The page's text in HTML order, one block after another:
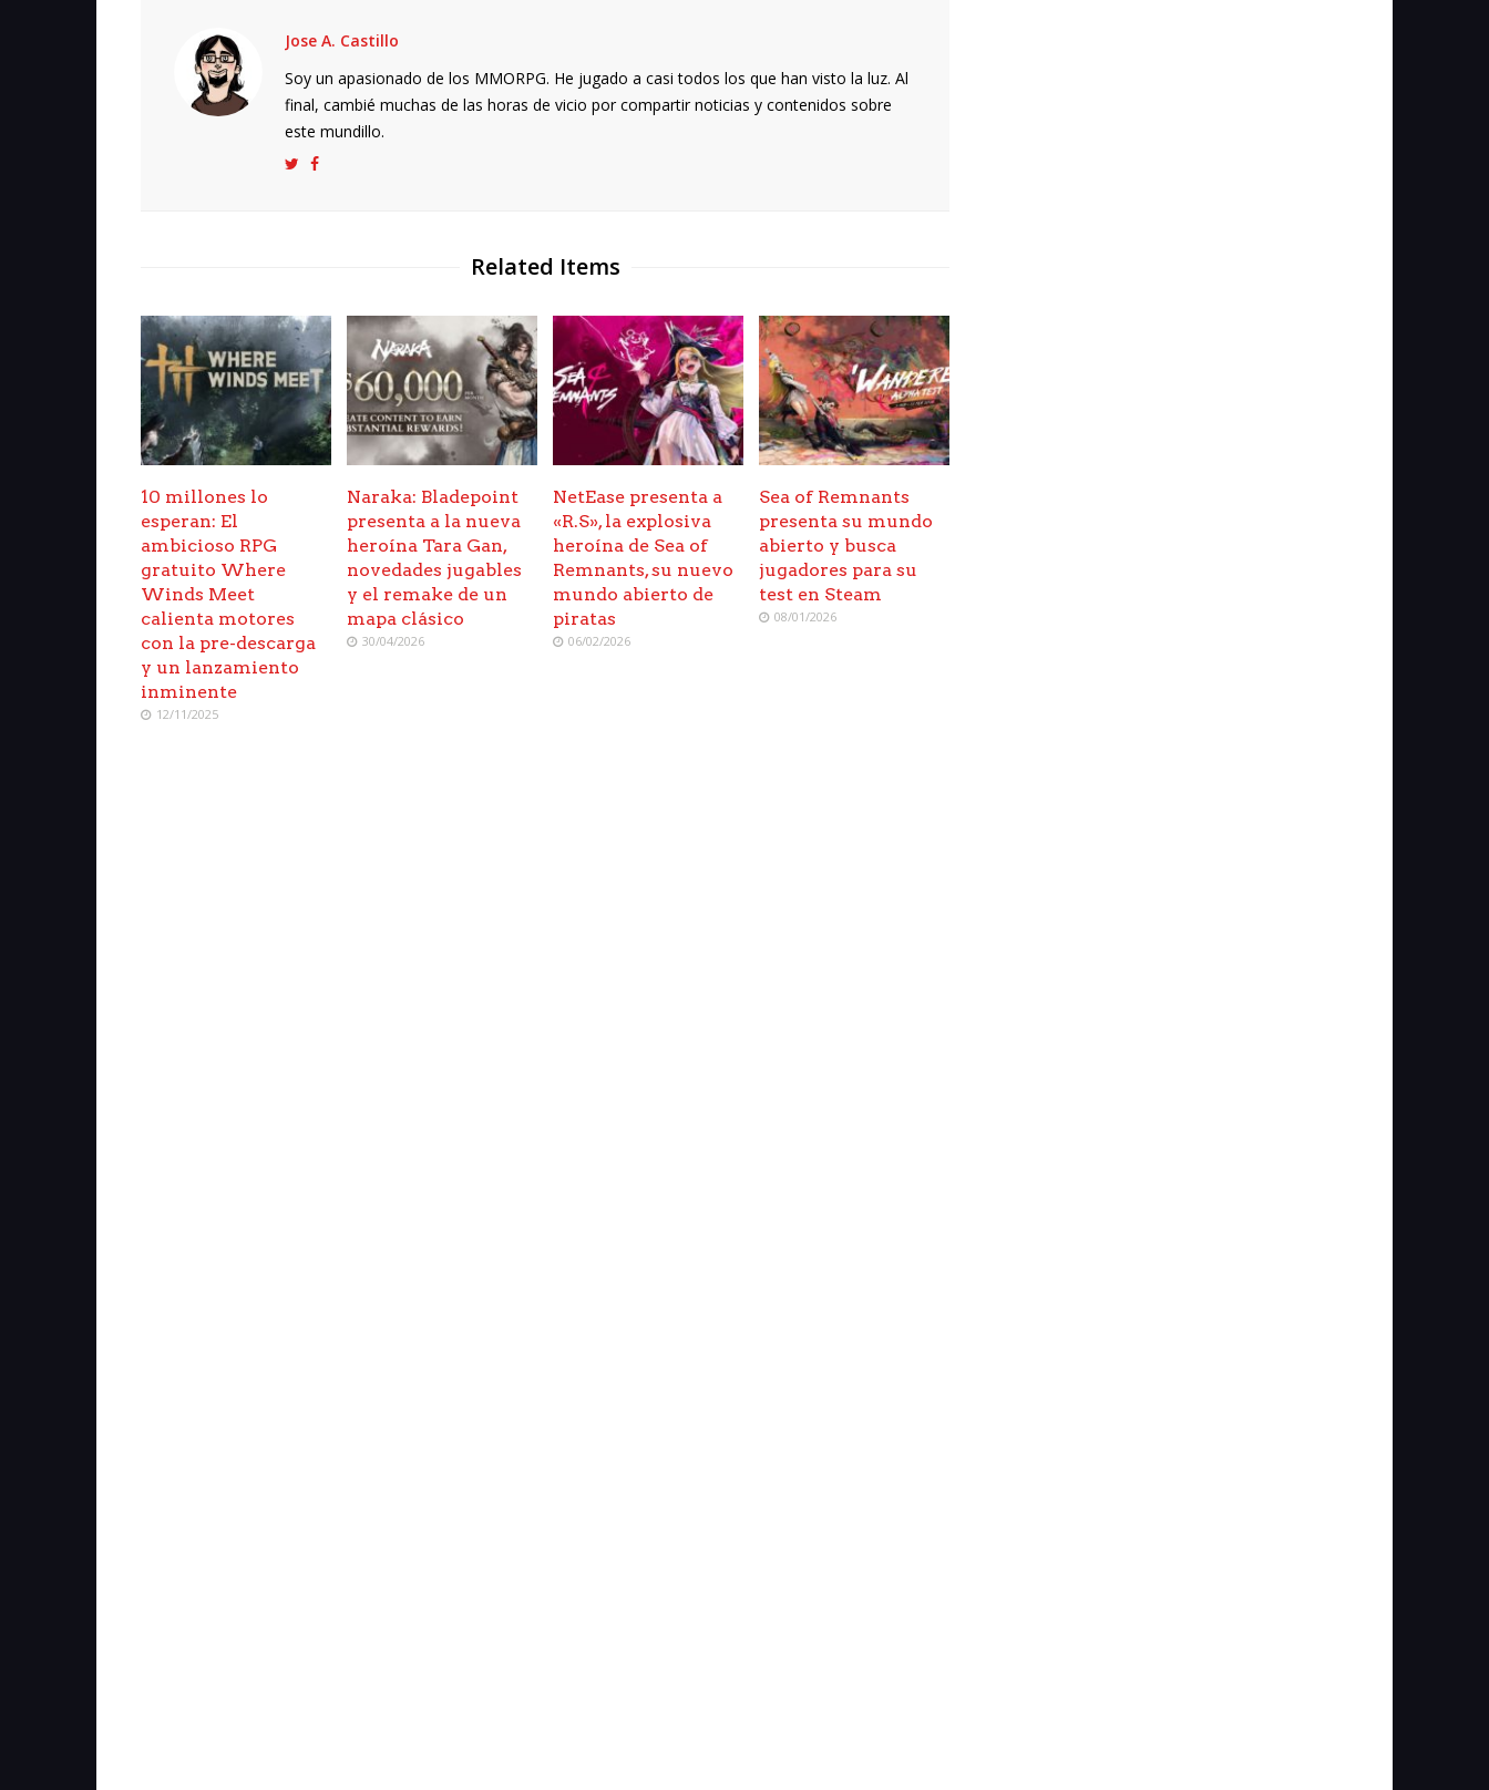
Jose A. Castillo
Soy un apasionado de los MMORPG. He jugado a casi todos los que han visto la luz. Al
final, cambié muchas de las horas de vicio por compartir noticias y contenidos sobre
este mundillo.
Related Items
10 millones lo
esperan: El
ambicioso RPG
gratuito Where
Winds Meet
calienta motores
con la pre-descarga
y un lanzamiento
inminente
12/11/2025
Naraka: Bladepoint
presenta a la nueva
heroína Tara Gan,
novedades jugables
y el remake de un
mapa clásico
30/04/2026
NetEase presenta a
«R.S», la explosiva
heroína de Sea of
Remnants, su nuevo
mundo abierto de
piratas
06/02/2026
Sea of Remnants
presenta su mundo
abierto y busca
jugadores para su
test en Steam
08/01/2026